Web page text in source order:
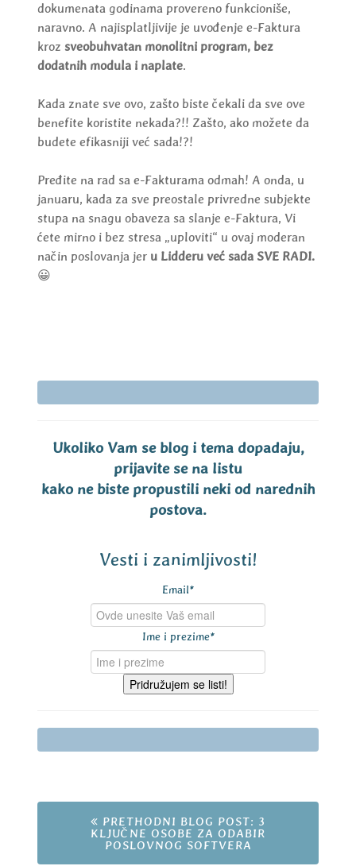
dokumenata godinama provereno funkcioniše,
naravno. A najisplatljivije je uvođenje e-Faktura
kroz sveobuhvatan monolitni program, bez
dodatnih modula i naplate.
Kada znate sve ovo, zašto biste čekali da sve ove
benefite koristite nekada?!! Zašto, ako možete da
budete efikasniji već sada!?!
Pređite na rad sa e-Fakturama odmah! A onda, u
januaru, kada za sve preostale privredne subjekte
stupa na snagu obaveza sa slanje e-Faktura, Vi
ćete mirno i bez stresa „uploviti“ u ovaj moderan
način poslovanja jer u Lidderu već sada SVE RADI.
😀
Ukoliko Vam se blog i tema dopadaju,
prijavite se na listu
kako ne biste propustili neki od narednih
postova.
Vesti i zanimljivosti!
Email*
Ime i prezime*
Pridružujem se listi!
PRETHODNI BLOG POST: 3
KLJUČNE OSOBE ZA ODABIR
POSLOVNOG SOFTVERA